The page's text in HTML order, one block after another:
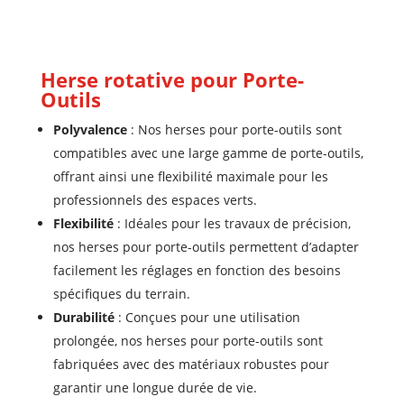
Herse rotative pour Porte-
Outils
Polyvalence: Nos herses pour porte-outils sont
compatibles avec une large gamme de porte-outils,
offrant ainsi une flexibilité maximale pour les
professionnels des espaces verts.
Flexibilité: Idéales pour les travaux de précision,
nos herses pour porte-outils permettent d’adapter
facilement les réglages en fonction des besoins
spécifiques du terrain.
Durabilité: Conçues pour une utilisation
prolongée, nos herses pour porte-outils sont
fabriquées avec des matériaux robustes pour
garantir une longue durée de vie.